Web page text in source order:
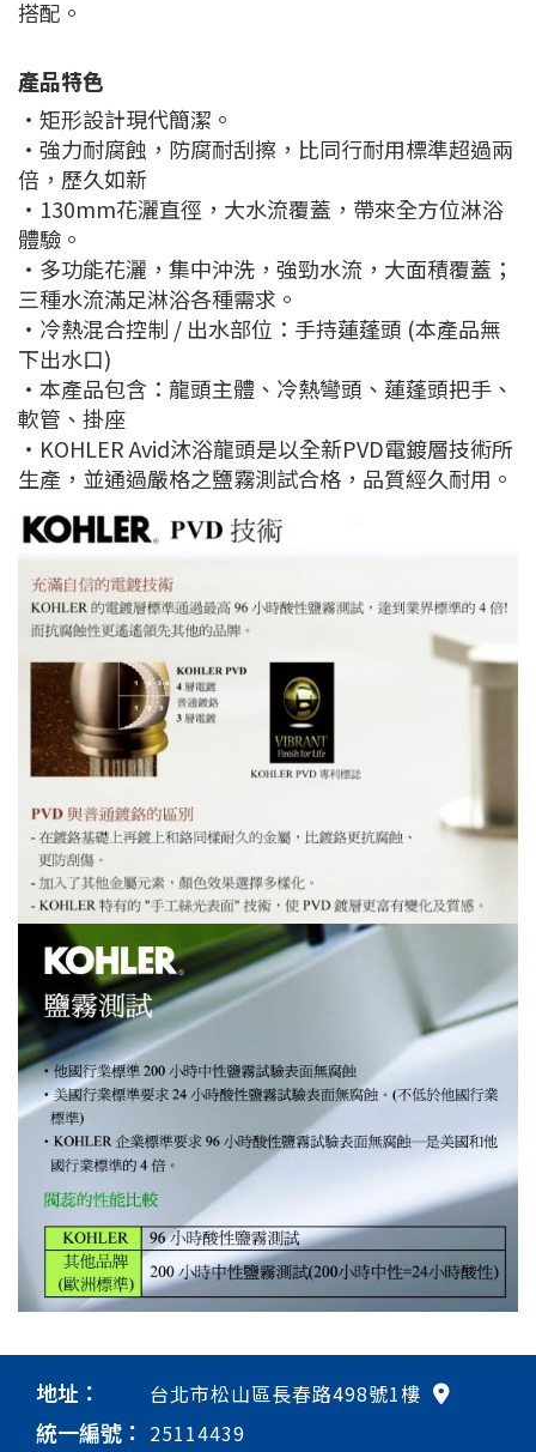
搭配。
產品特色
‧矩形設計現代簡潔。
‧強力耐腐蝕，防腐耐刮擦，比同行耐用標準超過兩
倍，歷久如新
‧130mm花灑直徑，大水流覆蓋，帶來全方位淋浴
體驗。
‧多功能花灑，集中沖洗，強勁水流，大面積覆蓋；
三種水流滿足淋浴各種需求。
‧冷熱混合控制 / 出水部位：手持蓮蓬頭 (本產品無
下出水口)
‧本產品包含：龍頭主體、冷熱彎頭、蓮蓬頭把手、
軟管、掛座
‧KOHLER Avid沐浴龍頭是以全新PVD電鍍層技術所
生產，並通過嚴格之鹽霧測試合格，品質經久耐用。
地址： 台北市松山區長春路498號1樓
統一編號： 25114439